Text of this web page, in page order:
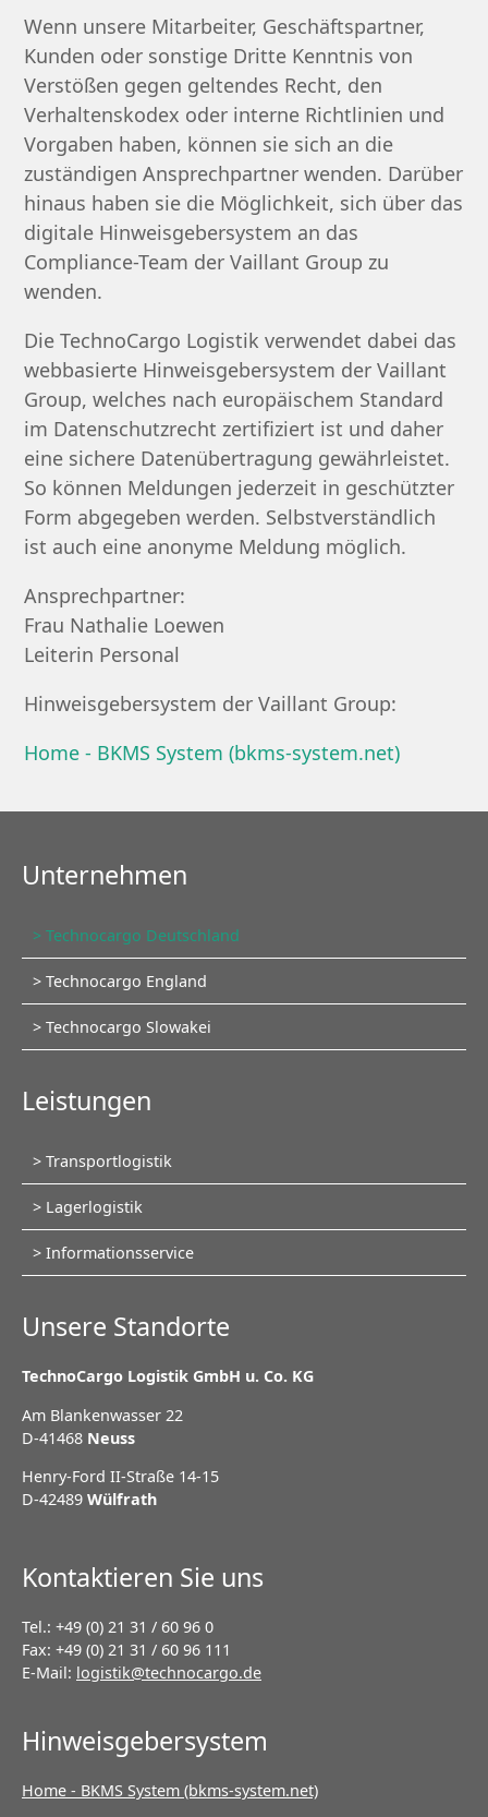
Wenn unsere Mitarbeiter, Geschäftspartner,
Kunden oder sonstige Dritte Kenntnis von
Verstößen gegen geltendes Recht, den
Verhaltenskodex oder interne Richtlinien und
Vorgaben haben, können sie sich an die
zuständigen Ansprechpartner wenden. Darüber
hinaus haben sie die Möglichkeit, sich über das
digitale Hinweisgebersystem an das
Compliance-Team der Vaillant Group zu
wenden.
Die TechnoCargo Logistik verwendet dabei das
webbasierte Hinweisgebersystem der Vaillant
Group, welches nach europäischem Standard
im Datenschutzrecht zertifiziert ist und daher
eine sichere Datenübertragung gewährleistet.
So können Meldungen jederzeit in geschützter
Form abgegeben werden. Selbstverständlich
ist auch eine anonyme Meldung möglich.
Ansprechpartner:
Frau Nathalie Loewen
Leiterin Personal
Hinweisgebersystem der Vaillant Group:
Home - BKMS System (bkms-system.net)
Unternehmen
Navigation
überspringen
Technocargo Deutschland
Technocargo England
Technocargo Slowakei
Leistungen
Navigation
überspringen
Transportlogistik
Lagerlogistik
Informationsservice
Unsere Standorte
TechnoCargo Logistik GmbH u. Co. KG
Am Blankenwasser 22
D-41468 Neuss
Henry-Ford II-Straße 14-15
D-42489 Wülfrath
Kontaktieren Sie uns
Tel.: +49 (0) 21 31 / 60 96 0
Fax: +49 (0) 21 31 / 60 96 111
E-Mail: logistik@technocargo.de
Hinweisgebersystem
Home - BKMS System (bkms-system.net)